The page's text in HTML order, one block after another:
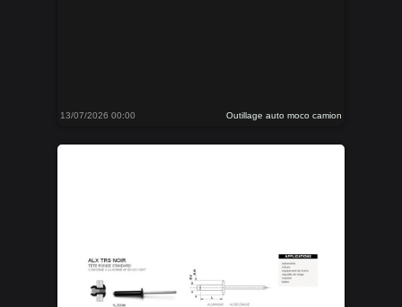
13/07/2026 00:00 Outillage auto moco camion